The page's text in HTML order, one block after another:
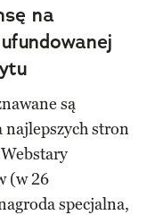
na
są
najlepszych stron
(w 26
specjalna,